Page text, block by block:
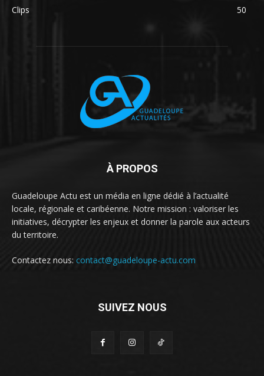
Clips
50
À PROPOS
Guadeloupe Actu est un média en ligne dédié à l’actualité
locale, régionale et caribéenne. Notre mission : valoriser les
initiatives, décrypter les enjeux et donner la parole aux acteurs
du territoire.
Contactez nous: contact@guadeloupe-actu.com
SUIVEZ NOUS